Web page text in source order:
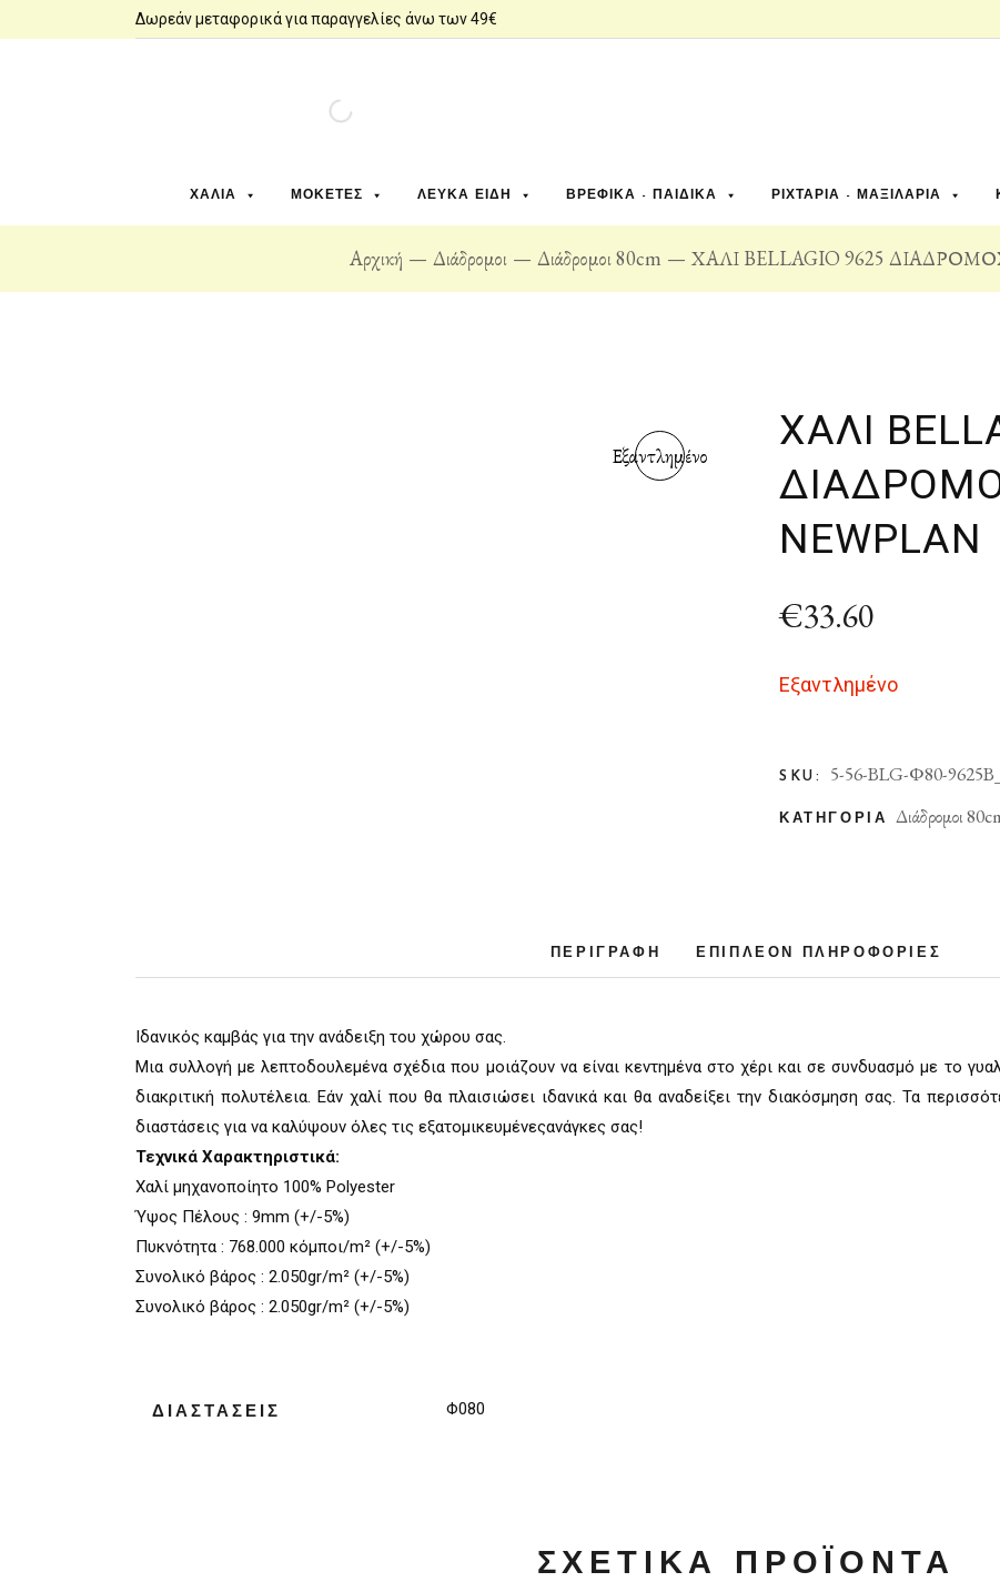
Δωρεάν μεταφορικά για παραγγελίες άνω των 49€
ΧΑΛΙΆ ΜΟΚΈΤΕΣ ΛΕΥΚΆ ΕΊΔΗ ΒΡΕΦΙΚΆ - ΠΑΙΔΙΚΆ ΡΙΧΤΆΡΙΑ - ΜΑΞΙΛΆΡΙΑ
Αρχική Διάδρομοι Διάδρομοι 80cm ΧΑΛΙ BELLAGIO 9625
Εξαντλημένο
ΧΑΛΙ
NEWPLAN
€33.60
Εξαντλημένο
SKU: 5-56-BLG-Φ80-
ΚΑΤΗΓΟΡΊΑ Διάδρομοι
ΠΕΡΙΓΡΑΦΉ ΕΠΙΠΛΈΟΝ ΠΛΗΡΟΦΟΡΊΕΣ
Ιδανικός καμβάς για την ανάδειξη του χώρου σας.
Μια συλλογή με λεπτοδουλεμένα σχέδια που μοιάζουν να είναι κεντημένα στο χέρι και σε συνδυασμό με το
διακριτική πολυτέλεια. Εάν χαλί που θα πλαισιώσει ιδανικά και θα αναδείξει την διακόσμηση σας. Τα
διαστάσεις για να καλύψουν όλες τις εξατομικευμένεςανάγκες σας!
Τεχνικά Χαρακτηριστικά:
Χαλί µηχανοποίητο 100% Polyester
Ύψος Πέλους : 9mm (+/-5%)
Πυκνότητα : 768.000 κόµποι/m² (+/-5%)
Συνολικό βάρος : 2.050gr/m² (+/-5%)
Συνολικό βάρος : 2.050gr/m² (+/-5%)
ΔΙΑΣΤΑΣΕΙΣ Φ080
ΣΧΕΤΙΚΆ ΠΡΟΪΌΝΤΑ